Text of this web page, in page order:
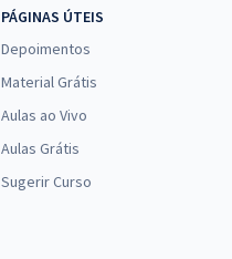
PÁGINAS ÚTEIS
Depoimentos
Material Grátis
Aulas ao Vivo
Aulas Grátis
Sugerir Curso